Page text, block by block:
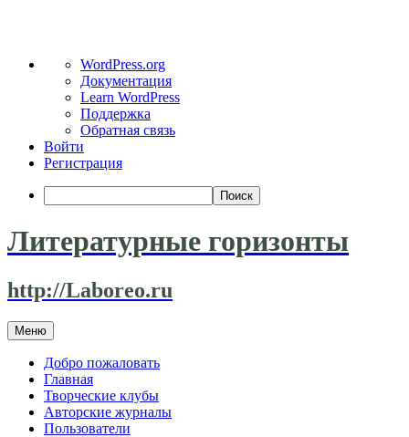
WordPress
WordPress.org
Документация
Learn WordPress
Поддержка
Обратная связь
Войти
Регистрация
Поиск
Литературные горизонты
http://Laboreo.ru
Меню Перейти
к
содержимому
Добро пожаловать
Главная
Творческие клубы
Авторские журналы
Пользователи